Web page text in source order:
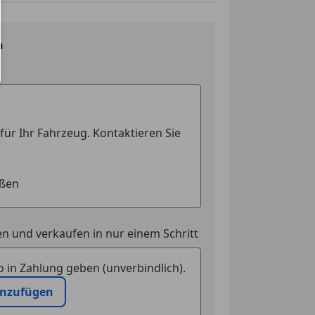
und
Wartezeit eines
und verkaufen in nur einem Schritt
in Zahlung geben (unverbindlich).